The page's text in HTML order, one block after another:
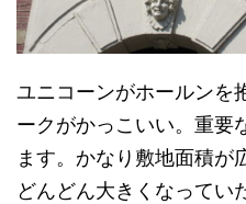
ユニコーンがホールンを
ークがかっこいい。重要
ます。かなり敷地面積が
どんどん大きくなってい